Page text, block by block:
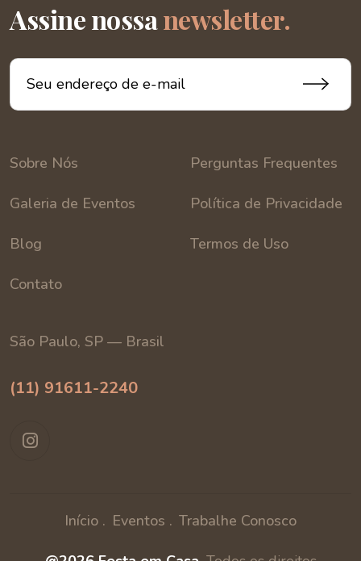
Assine nossanewsletter.
Sobre Nós
Galeria de Eventos
Blog
Contato
Perguntas Frequentes
Política de Privacidade
Termos de Uso
São Paulo, SP — Brasil
(11) 91611-2240
Início . Eventos . Trabalhe Conosco